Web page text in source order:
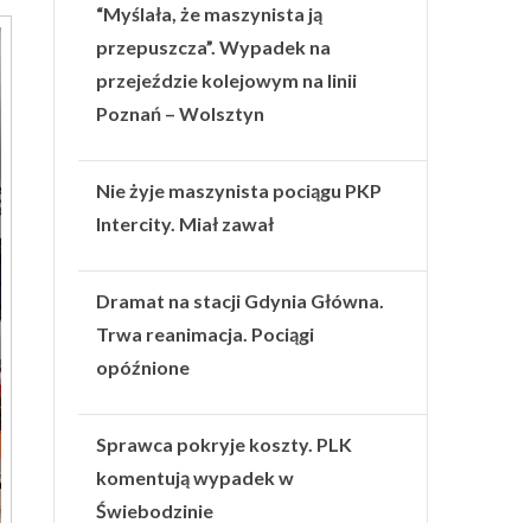
“Myślała, że maszynista ją
przepuszcza”. Wypadek na
przejeździe kolejowym na linii
Poznań – Wolsztyn
Nie żyje maszynista pociągu PKP
Intercity. Miał zawał
Dramat na stacji Gdynia Główna.
Trwa reanimacja. Pociągi
opóźnione
Sprawca pokryje koszty. PLK
komentują wypadek w
Świebodzinie